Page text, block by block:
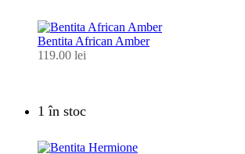
Bentita African Amber
119.00 lei
1 în stoc